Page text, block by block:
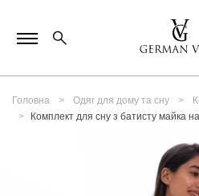
Головна Одяг для дому та сну
Комплект для сну з батисту майка